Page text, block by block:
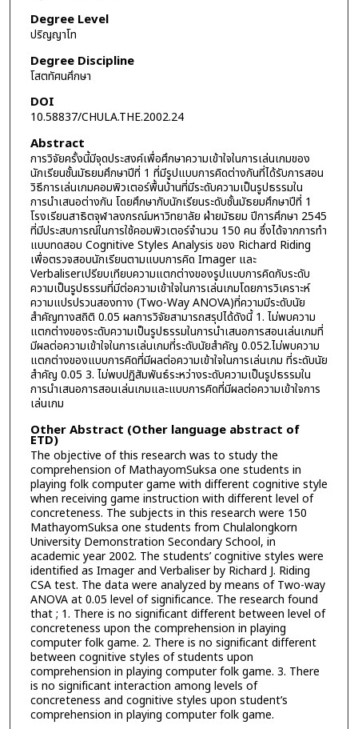
Degree Level
ปริญญาโท
Degree Discipline
โสตทัศนศึกษา
DOI
10.58837/CHULA.THE.2002.24
Abstract
การวิจัยครั้งนี้มีจุดประสงค์เพื่อศึกษาความเข้าใจในการเล่นเกมของ
นักเรียนชั้นมัธยมศึกษาปีที่ 1 ที่มีรูปแบบการคิดต่างกันที่ได้รับการสอน
วิธีการเล่นเกมคอมพิวเตอร์พื้นบ้านที่มีระดับความเป็นรูปธรรมใน
การนำเสนอต่างกัน โดยศึกษากับนักเรียนระดับชั้นมัธยมศึกษาปีที่ 1
โรงเรียนสาธิตจุฬาลงกรณ์มหาวิทยาลัย ฝ่ายมัธยม ปีการศึกษา 2545
ที่มีประสบการณ์ในการใช้คอมพิวเตอร์จำนวน 150 คน ซึ่งได้จากการทำ
แบบทดสอบ Cognitive Styles Analysis ของ Richard Riding
เพื่อตรวจสอบนักเรียนตามแบบการคิด Imager และ
Verbaliserเปรียบเทียบความแตกต่างของรูปแบบการคิดกับระดับ
ความเป็นรูปธรรมที่มีต่อความเข้าใจในการเล่นเกมโดยการวิเคราะห์
ความแปรปรวนสองทาง (Two-Way ANOVA)ที่ความมีระดับนัย
สำคัญทางสถิติ 0.05 ผลการวิจัยสามารถสรุปได้ดังนี้ 1. ไม่พบความ
แตกต่างของระดับความเป็นรูปธรรมในการนำเสนอการสอนเล่นเกมที่
มีผลต่อความเข้าใจในการเล่นเกมที่ระดับนัยสำคัญ 0.052.ไม่พบความ
แตกต่างของแบบการคิดที่มีผลต่อความเข้าใจในการเล่นเกม ที่ระดับนัย
สำคัญ 0.05 3. ไม่พบปฏิสัมพันธ์ระหว่างระดับความเป็นรูปธรรมใน
การนำเสนอการสอนเล่นเกมและแบบการคิดที่มีผลต่อความเข้าใจการ
เล่นเกม
Other Abstract (Other language abstract of
ETD)
The objective of this research was to study the
comprehension of MathayomSuksa one students in
playing folk computer game with different cognitive style
when receiving game instruction with different level of
concreteness. The subjects in this research were 150
MathayomSuksa one students from Chulalongkorn
University Demonstration Secondary School, in
academic year 2002. The students’ cognitive styles were
identified as Imager and Verbaliser by Richard J. Riding
CSA test. The data were analyzed by means of Two-way
ANOVA at 0.05 level of significance. The research found
that ; 1. There is no significant different between level of
concreteness upon the comprehension in playing
computer folk game. 2. There is no significant different
between cognitive styles of students upon
comprehension in playing computer folk game. 3. There
is no significant interaction among levels of
concreteness and cognitive styles upon student’s
comprehension in playing computer folk game.